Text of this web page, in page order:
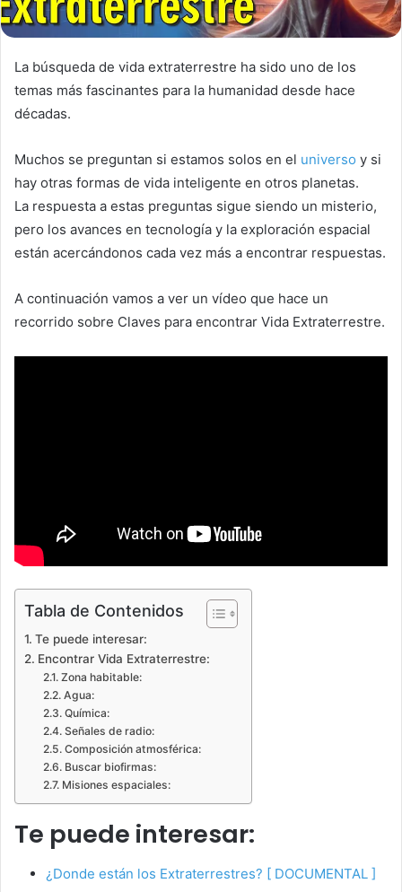
La búsqueda de vida extraterrestre ha sido uno de los
temas más fascinantes para la humanidad desde hace
décadas.
Muchos se preguntan si estamos solos en el universo y si
hay otras formas de vida inteligente en otros planetas.
La respuesta a estas preguntas sigue siendo un misterio,
pero los avances en tecnología y la exploración espacial
están acercándonos cada vez más a encontrar respuestas.
A continuación vamos a ver un vídeo que hace un
recorrido sobre Claves para encontrar Vida Extraterrestre.
Tabla de Contenidos
Te puede interesar:
Encontrar Vida Extraterrestre:
Zona habitable:
Agua:
Química:
Señales de radio:
Composición atmosférica:
Buscar biofirmas:
Misiones espaciales:
Te puede interesar:
¿Donde están los Extraterrestres? [ DOCUMENTAL ]